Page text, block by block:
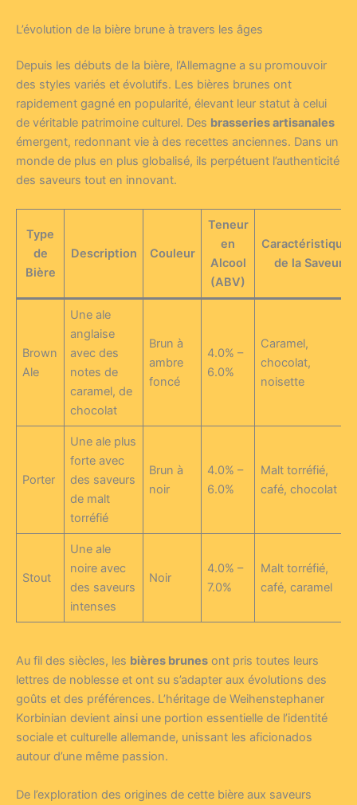
L’évolution de la bière brune à travers les âges
Depuis les débuts de la bière, l’Allemagne a su promouvoir
des styles variés et évolutifs. Les bières brunes ont
rapidement gagné en popularité, élevant leur statut à celui
de véritable patrimoine culturel. Des brasseries artisanales
émergent, redonnant vie à des recettes anciennes. Dans un
monde de plus en plus globalisé, ils perpétuent l’authenticité
des saveurs tout en innovant.
Type
de
Bière
Description Couleur
Teneur
en
Alcool
(ABV)
Caractéristiques
de la Saveur
Brown
Ale
Une ale
anglaise
avec des
notes de
caramel, de
chocolat
Brun à
ambre
foncé
4.0% –
6.0%
Caramel,
chocolat,
noisette
Porter
Une ale plus
forte avec
des saveurs
de malt
torréfié
Brun à
noir
4.0% –
6.0%
Malt torréfié,
café, chocolat
Stout
Une ale
noire avec
des saveurs
intenses
Noir
4.0% –
7.0%
Malt torréfié,
café, caramel
Au fil des siècles, les bières brunes ont pris toutes leurs
lettres de noblesse et ont su s’adapter aux évolutions des
goûts et des préférences. L’héritage de Weihenstephaner
Korbinian devient ainsi une portion essentielle de l’identité
sociale et culturelle allemande, unissant les aficionados
autour d’une même passion.
De l’exploration des origines de cette bière aux saveurs